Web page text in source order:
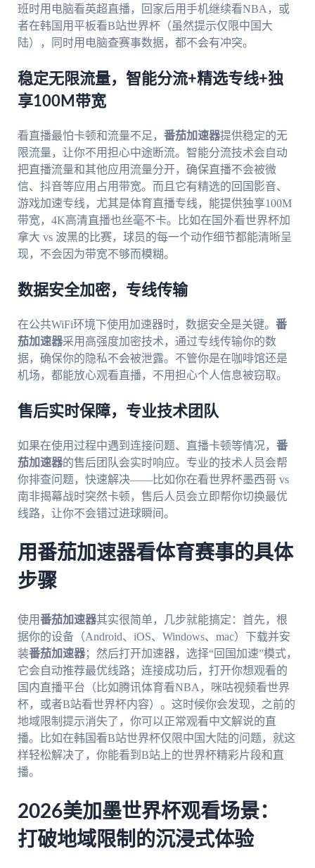
班时用电脑看英超直播，回家后用手机继续看NBA，或
者在韩国用平板看B站世界杯（虽然提示仅限中国大
陆），同时用电脑查赛事数据，都不会有冲突。
稳定无限流量，智能分流+精选专线+独
享100M带宽
看直播最怕卡顿和流量不足， 番茄加速器提供稳定的无
限流量，让你不用担心中途断流。智能分流技术会自动
把直播流量和其他应用流量分开，确保直播不会被微
信、抖音等应用占用带宽。而且它有精选的回国影音、
游戏加速专线，尤其是体育直播专线，能提供独享100M
带宽，4K高清直播也丝毫不卡。比如在国外看世界杯加
拿大 vs 波黑的比赛，球员的每一个动作细节都能清晰呈
现，不会因为带宽不够而模糊。
数据安全加密，专线传输
在公共WiFi环境下使用加速器时，数据安全是关键。 番
茄加速器采用高强度加密技术，通过专线传输你的数
据，确保你的隐私不会被泄露。不管你是在咖啡馆还是
机场，都能放心观看直播，不用担心个人信息被窃取。
售后实时保障，专业技术团队
如果在使用过程中遇到连接问题、直播卡顿等情况， 番
茄加速器的售后团队会实时响应。专业的技术人员会帮
你排查问题，快速解决——比如你在看世界杯墨西哥 vs
南非揭幕战时突然卡顿，售后人员会立即帮你切换最优
线路，让你不会错过进球瞬间。
用番茄加速器看体育赛事的具体
步骤
使用番茄加速器其实很简单，几步就能搞定：首先，根
据你的设备（Android、iOS、Windows、mac）下载并安
装番茄加速器；然后打开加速器，选择“回国加速”模式，
它会自动推荐最优线路；连接成功后，打开你想观看的
国内直播平台（比如腾讯体育看NBA，咪咕视频看世界
杯，或者B站看世界杯内容）。这时候你会发现，之前的
地域限制提示消失了，你可以正常观看中文解说的直
播。比如在韩国看B站世界杯仅限中国大陆的问题，就这
样轻松解决了，你能看到B站上的世界杯精彩片段和直
播。
2026美加墨世界杯观看场景：
打破地域限制的沉浸式体验